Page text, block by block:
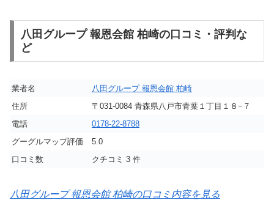
八田グループ 報恩会館 柏崎の口コミ・評判な
ど
業者名
八田グループ 報恩会館 柏崎
住所
〒031-0084 青森県八戸市青葉１丁目１８−７
電話
0178-22-8788
グーグルマップ評価
5.0
口コミ数
クチコミ 3 件
八田グループ 報恩会館 柏崎の口コミ内容を見る